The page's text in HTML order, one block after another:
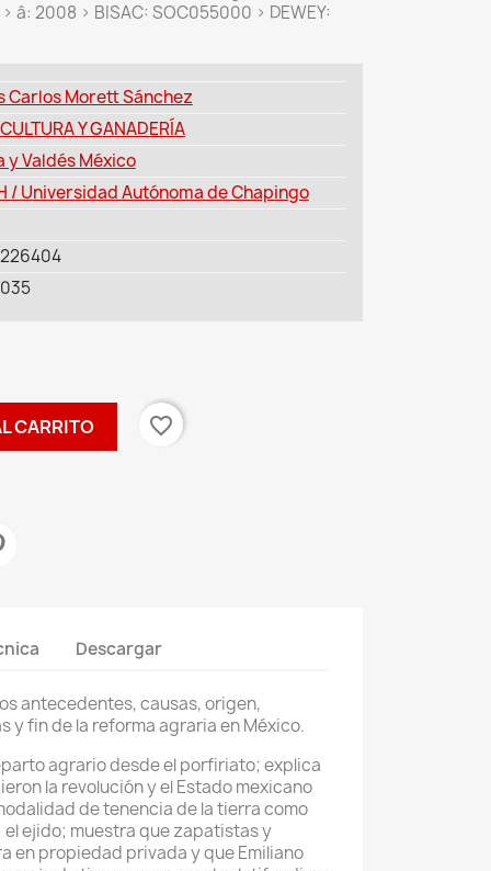
â: 2008 > BISAC: SOC055000 > DEWEY:
Carlos Morett Sánchez
Y GANADERÍA
y Valdés México
/ Universidad Autónoma de Chapingo
CARRITO favorite_border
Descargar
antecedentes, causas, origen,
y fin de la reforma agraria en México.
agrario desde el porfiriato; explica
la revolución y el Estado mexicano
de tenencia de la tierra como
ejido; muestra que zapatistas y
en propiedad privada y que Emiliano